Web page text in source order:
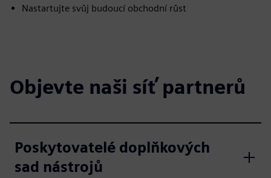
Nastartujte svůj budoucí obchodní růst
Objevte naši síť partnerů
Poskytovatelé doplňkových
sad nástrojů